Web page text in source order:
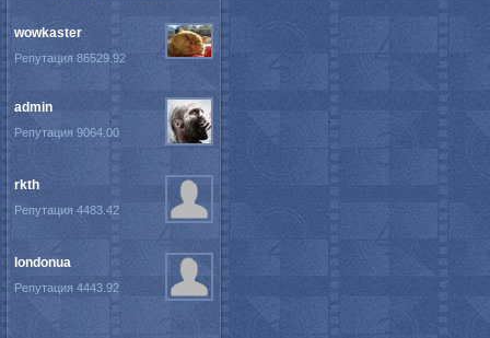
wowkaster
Репутация 86529.92
admin
Репутация 9064.00
rkth
Репутация 4483.42
londonua
Репутация 4443.92